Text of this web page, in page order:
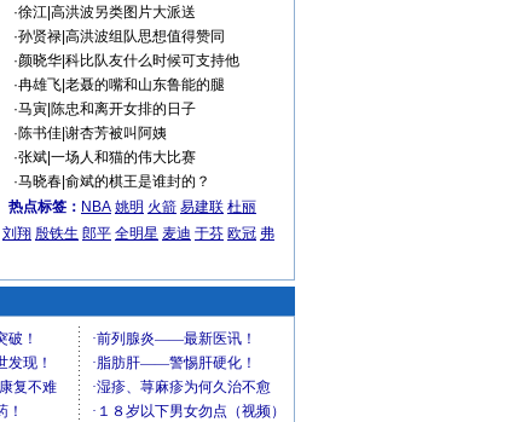
·徐江| 高洪波另类图片大派送
·孙贤禄| 高洪波组队思想值得赞同
·颜晓华| 科比队友什么时候可支持他
·冉雄飞| 老聂的嘴和山东鲁能的腿
·马寅| 陈忠和离开女排的日子
·陈书佳| 谢杏芳被叫阿姨
·张斌| 一场人和猫的伟大比赛
·马晓春| 俞斌的棋王是谁封的？
热点标签： NBA 姚明 火箭 易建联 杜丽
刘翔 殷铁生 郎平 全明星 麦迪 于芬 欧冠 弗